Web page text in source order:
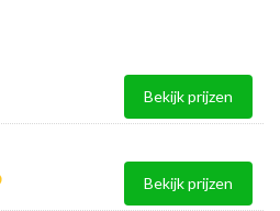
Bekijk prijzen
Bekijk prijzen